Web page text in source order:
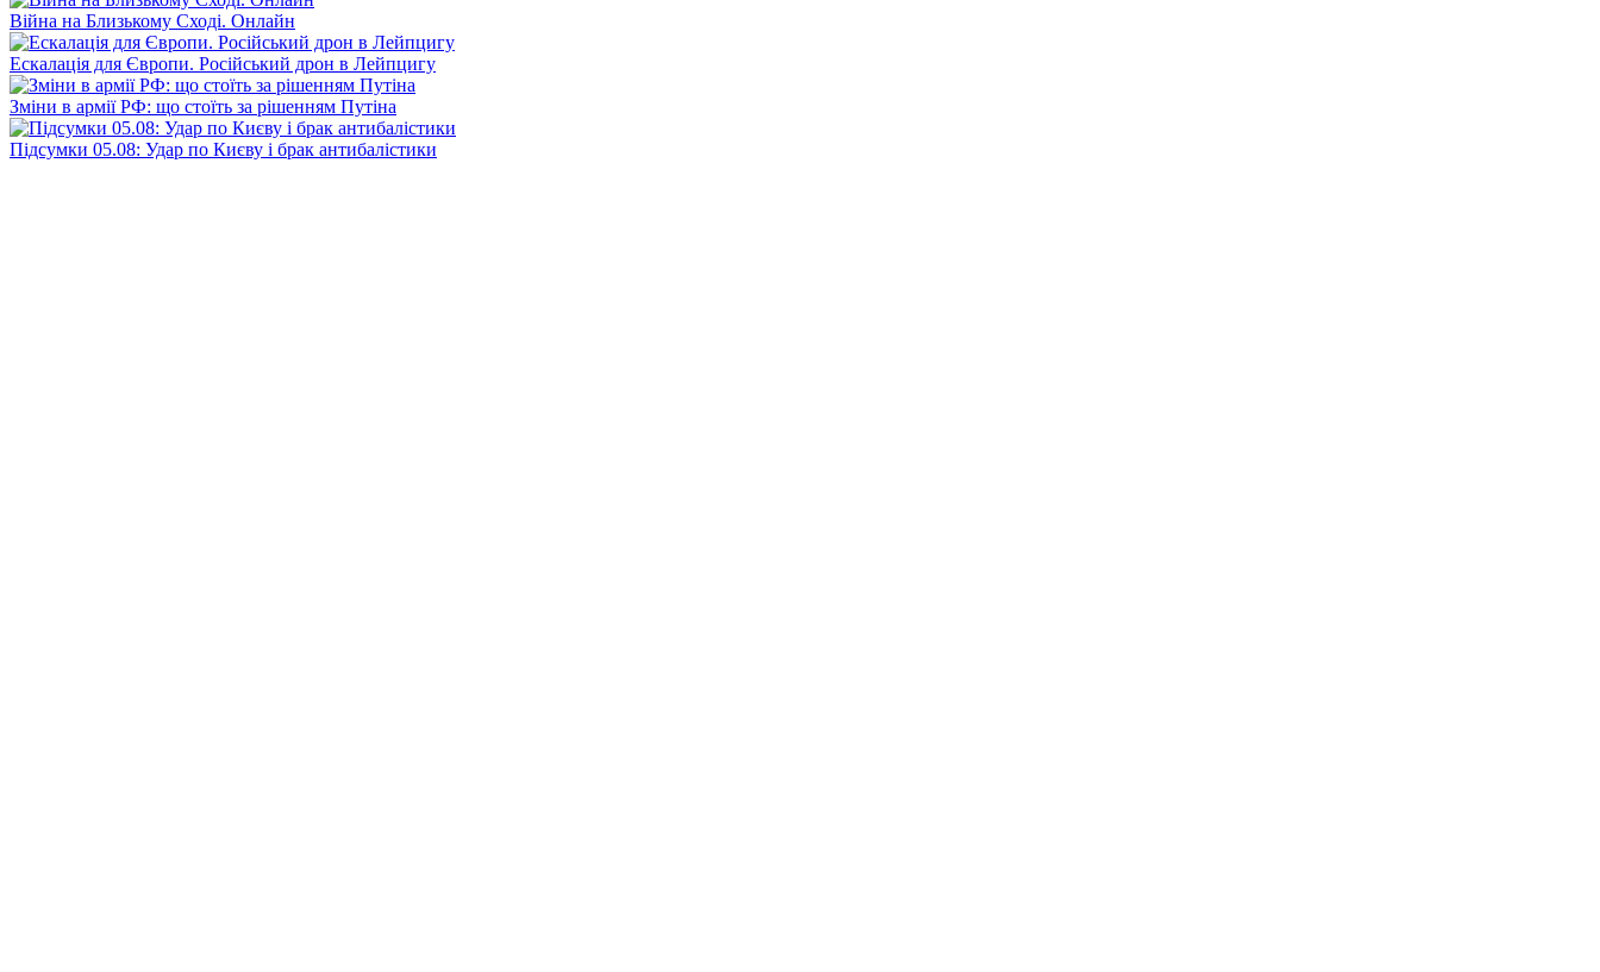
Війна на Близькому Сході. Онлайн
Ескалація для Європи. Російський дрон в Лейпцигу
Зміни в армії РФ: що стоїть за рішенням Путіна
Підсумки 05.08: Удар по Києву і брак антибалістики